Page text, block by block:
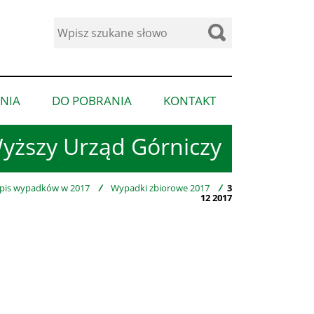
Urząd Górniczy
Wyszukaj
pokaż
podmenu
dla
“Ogłoszenia”
DO POBRANIA
pokaż
podmenu
dla
pobrania”
KONTAKT
podmenu
wypadków w 2017 / Wypadki zbiorowe 2017 / 3
12 2017